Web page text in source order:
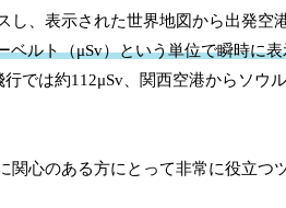
、表示された世界地図から出発空
ルト（μSv）という単位で瞬時に
では約112μSv、関西空港からソウ
心のある方にとって非常に役立つ